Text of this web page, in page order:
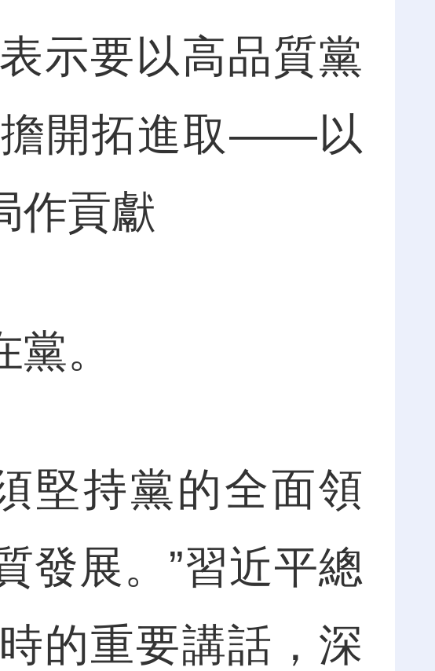
要以高品質黨
擔開拓進取——以
作貢獻
。
持黨的全面領
發展。”習近平總
的重要講話，深